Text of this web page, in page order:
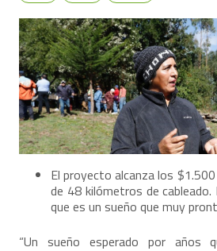
El proyecto alcanza los
de 48 kilómetros de
que es un sueño que muy
“Un sueño esperado por